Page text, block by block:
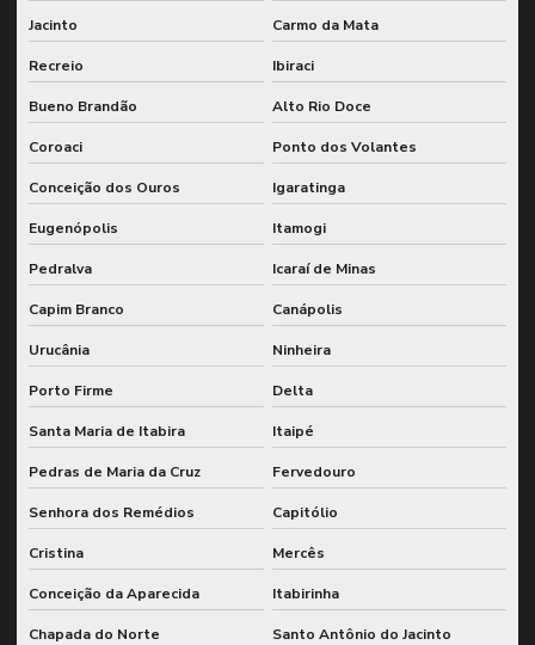
Jacinto Carmo da Mata
Recreio Ibiraci
Bueno Brandão Alto Rio Doce
Coroaci Ponto dos Volantes
Conceição dos Ouros Igaratinga
Eugenópolis Itamogi
Pedralva Icaraí de Minas
Capim Branco Canápolis
Urucânia Ninheira
Porto Firme Delta
Santa Maria de Itabira Itaipé
Pedras de Maria da Cruz Fervedouro
Senhora dos Remédios Capitólio
Cristina Mercês
Conceição da Aparecida Itabirinha
Chapada do Norte Santo Antônio do Jacinto